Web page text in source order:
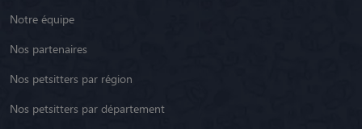
Notre équipe
Nos partenaires
Nos petsitters par région
Nos petsitters par département